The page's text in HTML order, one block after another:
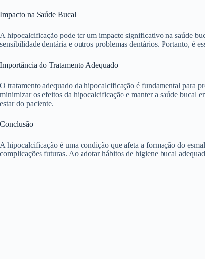
Impacto na Saúde Bucal
A hipocalcificação pode ter um impacto significativo na saúde
sensibilidade dentária e outros problemas dentários. Portanto, é
Importância do Tratamento Adequado
O tratamento adequado da hipocalcificação é fundamental para
minimizar os efeitos da hipocalcificação e manter a saúde bucal
estar do paciente.
Conclusão
A hipocalcificação é uma condição que afeta a formação do
complicações futuras. Ao adotar hábitos de higiene bucal